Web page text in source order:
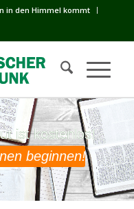
in den Himmel kommt
ist kostenlos!
ist kostenlos!
beginnen!